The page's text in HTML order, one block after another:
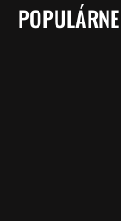
POPULÁRNE